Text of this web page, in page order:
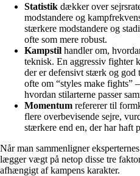
Statistik dækker over
modstandere og
stærkere modstandere og
ofte som mere robust.
Kampstil handler om,
teknisk. En aggressiv fighter
der er defensivt stærk og god
ofte om “styles make fights”
hvordan stilarterne passer
Momentum refererer til
flere overbevisende sejre,
stærkere end en, der har haft
Når man sammenligner
lægger vægt på netop disse tre
afhængigt af kampens karakter.